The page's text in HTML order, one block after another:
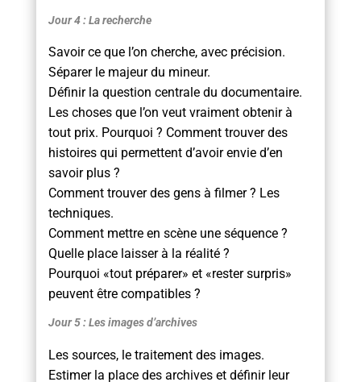
Jour 4 : La recherche
Savoir ce que l’on cherche, avec précision.
Séparer le majeur du mineur.
Définir la question centrale du documentaire.
Les choses que l’on veut vraiment obtenir à
tout prix. Pourquoi ? Comment trouver des
histoires qui permettent d’avoir envie d’en
savoir plus ?
Comment trouver des gens à filmer ? Les
techniques.
Comment mettre en scène une séquence ?
Quelle place laisser à la réalité ?
Pourquoi «tout préparer» et «rester surpris»
peuvent être compatibles ?
Jour 5 : Les images d’archives
Les sources, le traitement des images.
Estimer la place des archives et définir leur